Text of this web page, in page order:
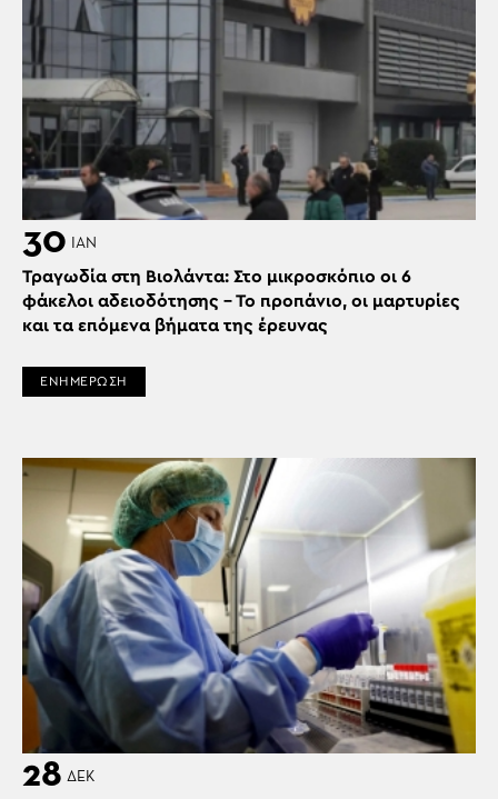
30 ΙΑΝ
Τραγωδία στη Βιολάντα: Στο μικροσκόπιο οι 6
φάκελοι αδειοδότησης – Το προπάνιο, οι μαρτυρίες
και τα επόμενα βήματα της έρευνας
ΕΝΗΜΕΡΩΣΗ
28 ΔΕΚ